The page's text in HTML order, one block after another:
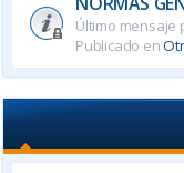
Último mensaje
Publicado en